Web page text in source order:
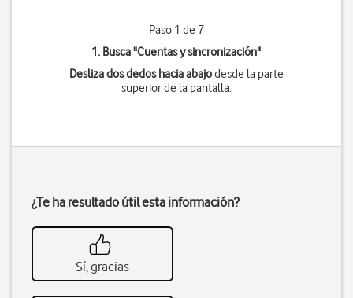
Paso 1 de 7
1. Busca "Cuentas y sincronización"
Desliza dos dedos hacia abajodesde la parte
superior de la pantalla.
¿Te ha resultado útil esta información?
Sí, gracias